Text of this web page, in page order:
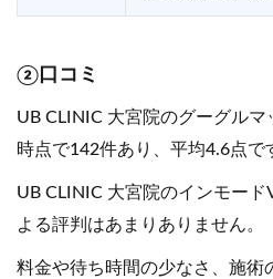
②口コミ
UB CLINIC 大宮院のグーグル
時点で142件あり、平均4.6点で
UB CLINIC 大宮院のインモー
よる評判はあまりありません。
料金や待ち時間の少なさ、施術